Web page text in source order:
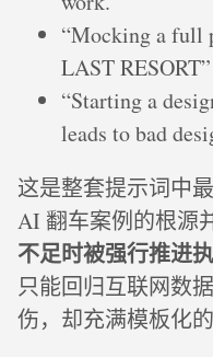
“Mocking a full
LAST RESORT”
“Starting a
leads to bad
这是整套提示词中
AI 翻车案例的根源
不足时被强行推进
只能回归互联网数
伤，却充满模板化的